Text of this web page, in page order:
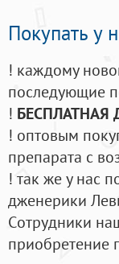
Покупать у
! каждому
последующие
! БЕСПЛАТНАЯ
! оптовым
препарата с
! так же у нас
дженерики
Cотрудники
приобретение